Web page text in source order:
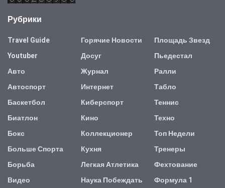
Рубрики
Travel Guide
Youtuber
Авто
Автоспорт
Баскетбол
Биатлон
Бокс
Больше Спорта
Борьба
Видео
Горячие Новости
Досуг
Журнал
Интернет
Киберспорт
Кино
Коллекционер
Кухня
Легкая Атлетика
Наука Побеждать
Площадь Звезд
Пьедестал
Ралли
Табло
Теннис
Техно
Топ Недели
Тренеры
Фехтование
Формула 1